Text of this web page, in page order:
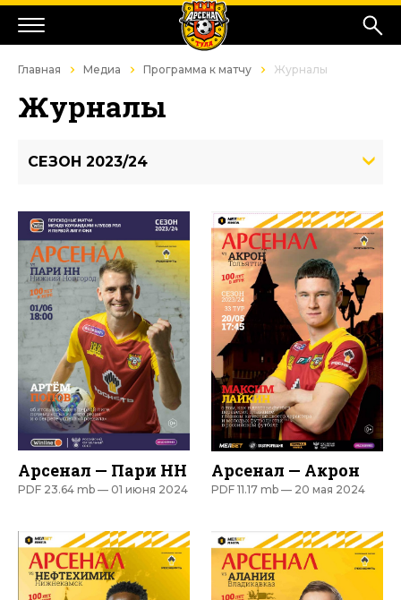
Главная Медиа Программа к матчу Журналы
Журналы
СЕЗОН 2023/24
Арсенал — Пари НН
PDF 23.64 mb — 01 июня 2024
Арсенал — Акрон
PDF 11.17 mb — 20 мая 2024